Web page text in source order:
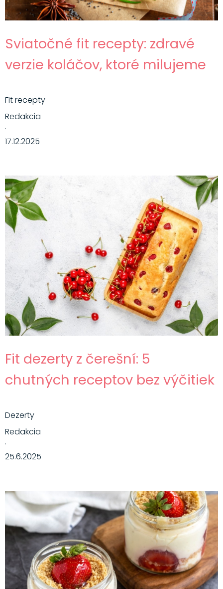
Sviatočné fit recepty: zdravé
verzie koláčov, ktoré milujeme
Fit recepty
Redakcia
·
17.12.2025
Fit dezerty z čerešní: 5
chutných receptov bez výčitiek
Dezerty
Redakcia
·
25.6.2025